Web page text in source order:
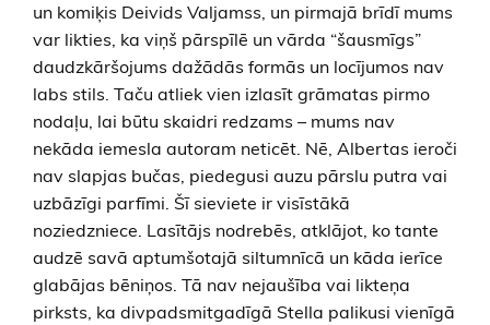
un komiķis Deivids Valjamss, un pirmajā brīdī mums
var likties, ka viņš pārspīlē un vārda “šausmīgs”
daudzkāršojums dažādās formās un locījumos nav
labs stils. Taču atliek vien izlasīt grāmatas pirmo
nodaļu, lai būtu skaidri redzams – mums nav
nekāda iemesla autoram neticēt. Nē, Albertas ieroči
nav slapjas bučas, piedegusi auzu pārslu putra vai
uzbāzīgi parfīmi. Šī sieviete ir visīstākā
noziedzniece. Lasītājs nodrebēs, atklājot, ko tante
audzē savā aptumšotajā siltumnīcā un kāda ierīce
glabājas bēniņos. Tā nav nejaušība vai likteņa
pirksts, ka divpadsmitgadīgā Stella palikusi vienīgā